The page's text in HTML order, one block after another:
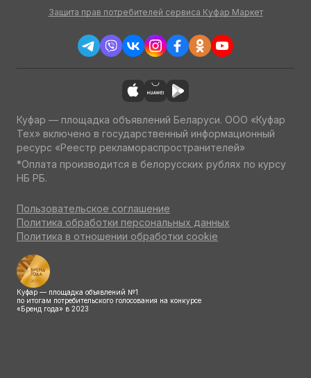
Защита прав потребителей сервиса Куфар Маркет
Куфар — площадка объявлений Беларуси. ООО «Куфар
Тех» включено в государственный информационный
ресурс «Реестр рекламораспространителей»
*Оплата производится в белорусских рублях по курсу
НБ РБ.
Пользовательское соглашение
Политика обработки персональных данных
Политика в отношении обработки cookie
Куфар — площадка объявлений №1
по итогам потребительского голосования на конкурсе
«Бренд года» в 2023